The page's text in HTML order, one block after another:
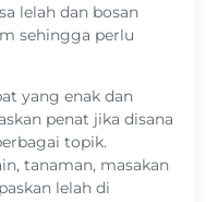
lelah dan bosan
sehingga perlu
yang enak dan
penat jika disana
topik.
tanaman, masakan
lelah di